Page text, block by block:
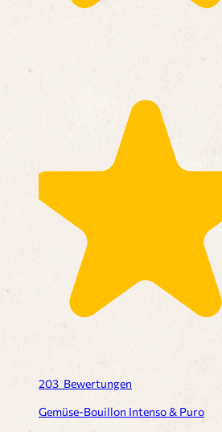
203 Bewertungen
Gemüse-Bouillon Intenso & Puro